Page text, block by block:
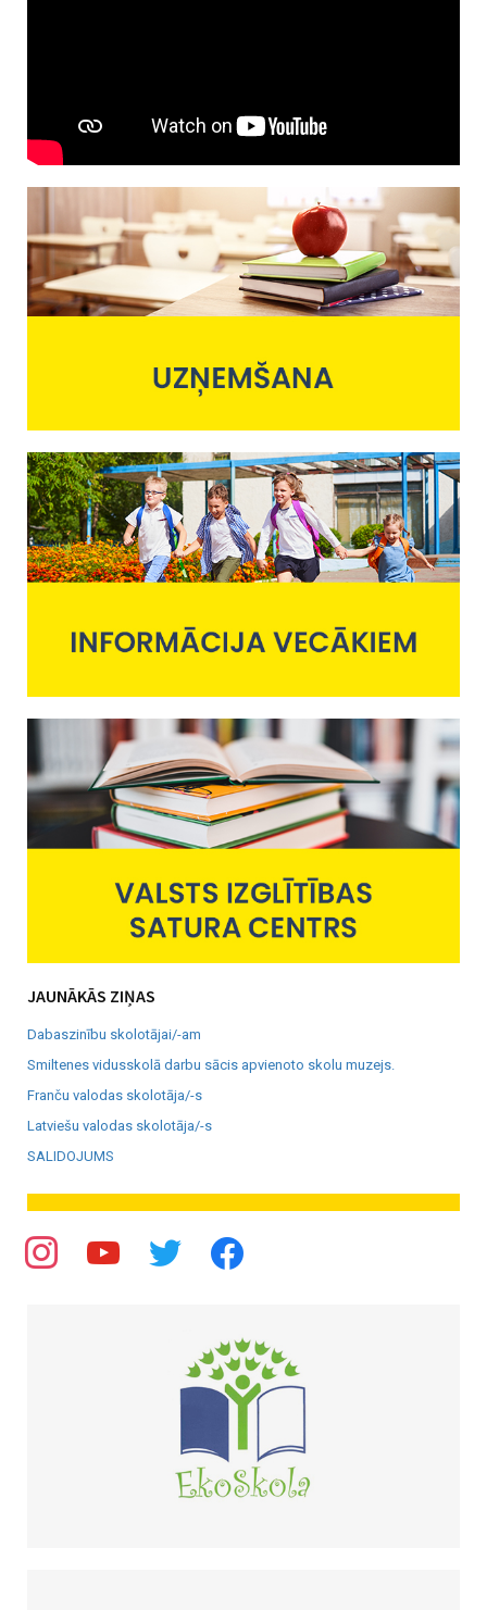
JAUNĀKĀS ZIŅAS
Dabaszinību skolotājai/-am
Smiltenes vidusskolā darbu sācis apvienoto skolu muzejs.
Franču valodas skolotāja/-s
Latviešu valodas skolotāja/-s
SALIDOJUMS